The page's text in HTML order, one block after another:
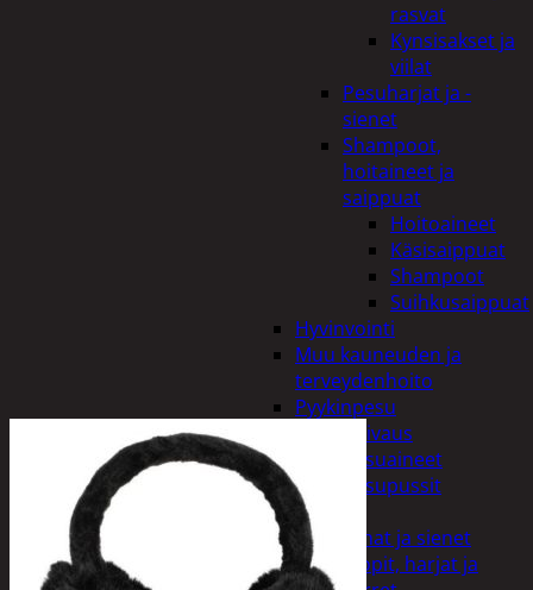
rasvat
Kynsisakset ja
viilat
Pesuharjat ja -
sienet
Shampoot,
hoitaineet ja
saippuat
Hoitoaineet
Käsisaippuat
Shampoot
Suihkusaippuat
Hyvinvointi
Muu kauneuden ja
terveydenhoito
Pyykinpesu
Kuivaus
Pesuaineet
Pesupussit
Siivous
Liinat ja sienet
Mopit, harjat ja